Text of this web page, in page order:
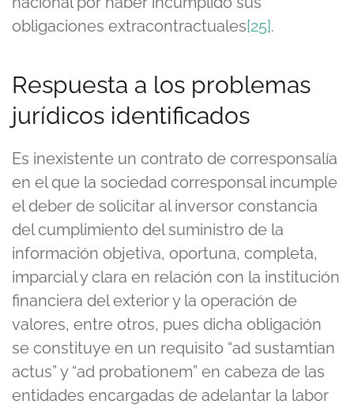
obligaciones extracontractuales[25].
Respuesta a los problemas
jurídicos identificados
Es inexistente un contrato de corresponsalía
en el que la sociedad corresponsal incumple
el deber de solicitar al inversor constancia
del cumplimiento del suministro de la
información objetiva, oportuna, completa,
imparcial y clara en relación con la institución
financiera del exterior y la operación de
valores, entre otros, pues dicha obligación
se constituye en un requisito “ad sustamtian
actus” y “ad probationem” en cabeza de las
entidades encargadas de adelantar la labor